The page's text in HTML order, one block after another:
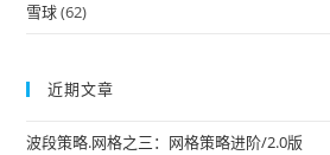
雪球(62)
近期文章
波段策略.网格之三：网格策略进阶/2.0版